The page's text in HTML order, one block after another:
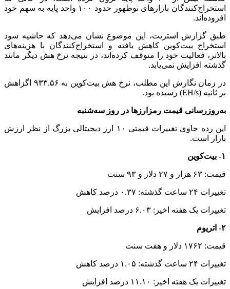
استخراج‌کنندگان بازارهای نوظهور حدود ۱۰۰ واحد پایه به سهم خود
افزوده‌اند.
طبق گزارش استریت، این موضوع نشان می‌دهد که حاشیه سود
استخراج بیت‌کوین کاهش یافته و استخراج‌کنندگان با هزینه‌های
بالاتر، فعالیت خود را متوقف کرده‌اند، در نتیجه نرخ هش دیگر مانند
گذشته افزایش نمی‌یابد.
در زمان نگارش این مطلب، نرخ هش بیت‌کوین به ۹۳۳.۵۶ اگزاهش
بر ثانیه (EH/s) رسیده بود.
به‌روزرسانی قیمت رمزارزها در روز سه‌شنبه
این رده حاوی تغییرات قیمتی ۱۰ ارز دیجیتالی بزرگ از نظر ارزش
بازار است.
۱- بیت‌کوین
قیمت: ۶۳ هزار و ۲۷ دلار و ۹۳ سنت
تغییرات ۲۴ ساعت گذشته: ۰.۳۷ درصد کاهش
تغییرات یک هفته اخیر: ۶.۰۳ درصد افزایش
۲- اتریوم
قیمت: ۱۷۶۲ دلار و هفت سنت
تغییرات ۲۴ ساعت گذشته: ۱.۰۵ درصد کاهش
تغییرات یک هفته اخیر: ۱۱.۱۰ درصد افزایش